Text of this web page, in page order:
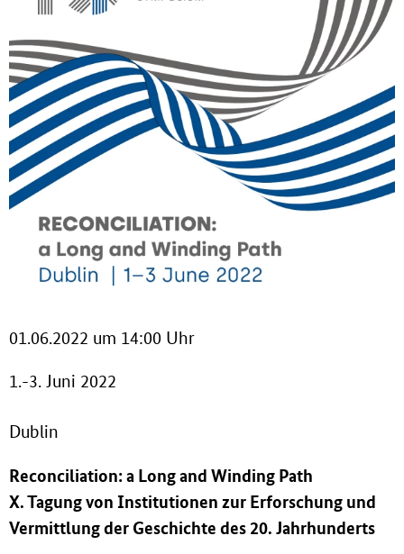
01.06.2022 um 14:00 Uhr
1.-3. Juni 2022
Dublin
Reconciliation: a Long and Winding Path
X. Tagung von Institutionen zur Erforschung und
Vermittlung der Geschichte des 20. Jahrhunderts